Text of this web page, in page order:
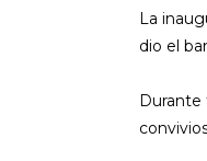
La
dio el
Durante